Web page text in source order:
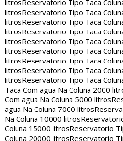
litrosReservatorio Tipo Taca
litrosReservatorio Tipo Taca
litrosReservatorio Tipo Taca
litrosReservatorio Tipo Taca
litrosReservatorio Tipo Taca
litrosReservatorio Tipo Taca
litrosReservatorio Tipo Taca
litrosReservatorio Tipo Taca
litrosReservatorio Tipo Taca
Taca Com agua Na Coluna 2000
Com agua Na Coluna 5000 litros
agua Na Coluna 7000 litros
Na Coluna 10000 litros
Coluna 15000 litrosReservatorio
Coluna 20000 litrosReservatorio